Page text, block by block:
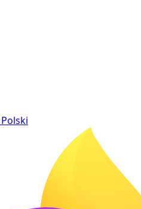
Polski